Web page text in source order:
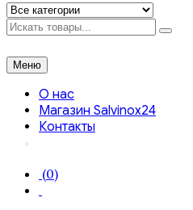
Искать
Меню
О нас
Магазин Salvinox24
Контакты
(0)